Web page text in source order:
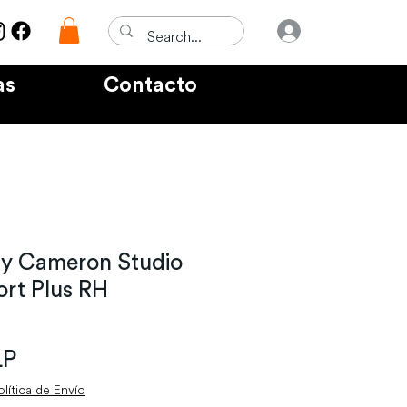
Contacto
Cameron Studio
Plus RH
Precio
de Envío